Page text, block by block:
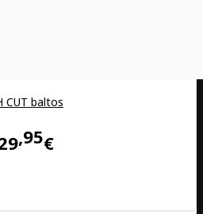
CUT baltos
95€